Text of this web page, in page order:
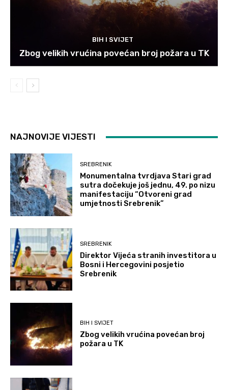
BIH I SVIJET
Zbog velikih vrućina povećan broj požara u TK
NAJNOVIJE VIJESTI
SREBRENIK
Monumentalna tvrdjava Stari grad
sutra dočekuje još jednu, 49. po nizu
manifestaciju “Otvoreni grad
umjetnosti Srebrenik”
SREBRENIK
Direktor Vijeća stranih investitora u
Bosni i Hercegovini posjetio
Srebrenik
BIH I SVIJET
Zbog velikih vrućina povećan broj
požara u TK